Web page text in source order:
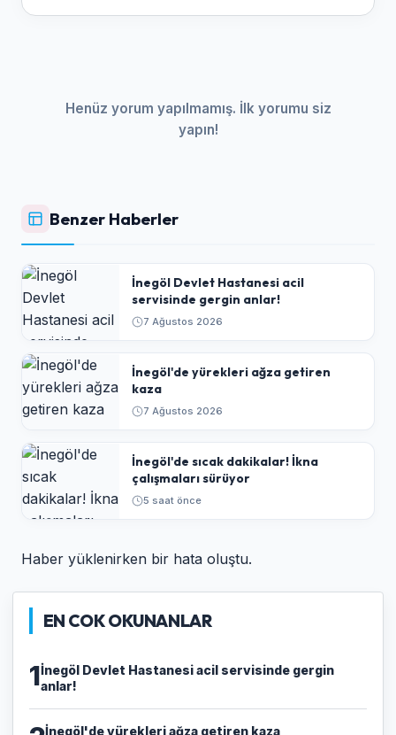
Henüz yorum yapılmamış. İlk yorumu siz
yapın!
Benzer Haberler
İnegöl Devlet Hastanesi acil
servisinde gergin anlar!
7 Ağustos 2026
İnegöl'de yürekleri ağza getiren
kaza
7 Ağustos 2026
İnegöl'de sıcak dakikalar! İkna
çalışmaları sürüyor
5 saat önce
Haber yüklenirken bir hata oluştu.
EN COK OKUNANLAR
1İnegöl Devlet Hastanesi acil servisinde gergin
anlar!
İnegöl'de yürekleri ağza getiren kaza